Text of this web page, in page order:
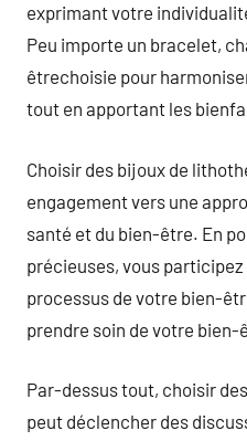
exprimant votre
Peu importe un bracelet,
êtrechoisie pour
tout en apportant les
Choisir des bijoux de
engagement vers une
santé et du bien-être. En
précieuses, vous
processus de votre bien-
prendre soin de votre bien-
Par-dessus tout, choisir
peut déclencher des